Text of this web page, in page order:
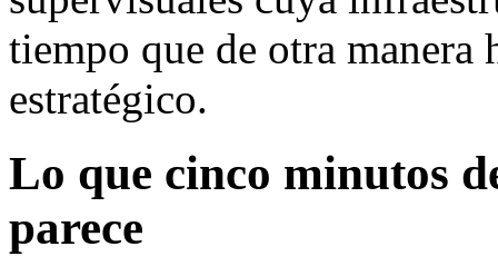
tiempo que de otra
estratégico.
Lo que cinco minutos
parece